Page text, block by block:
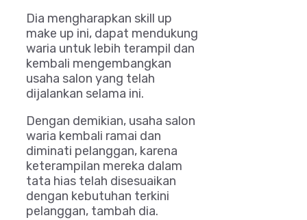
Dia mengharapkan skill up
make up ini, dapat mendukung
waria untuk lebih terampil dan
kembali mengembangkan
usaha salon yang telah
dijalankan selama ini.
Dengan demikian, usaha salon
waria kembali ramai dan
diminati pelanggan, karena
keterampilan mereka dalam
tata hias telah disesuaikan
dengan kebutuhan terkini
pelanggan, tambah dia.